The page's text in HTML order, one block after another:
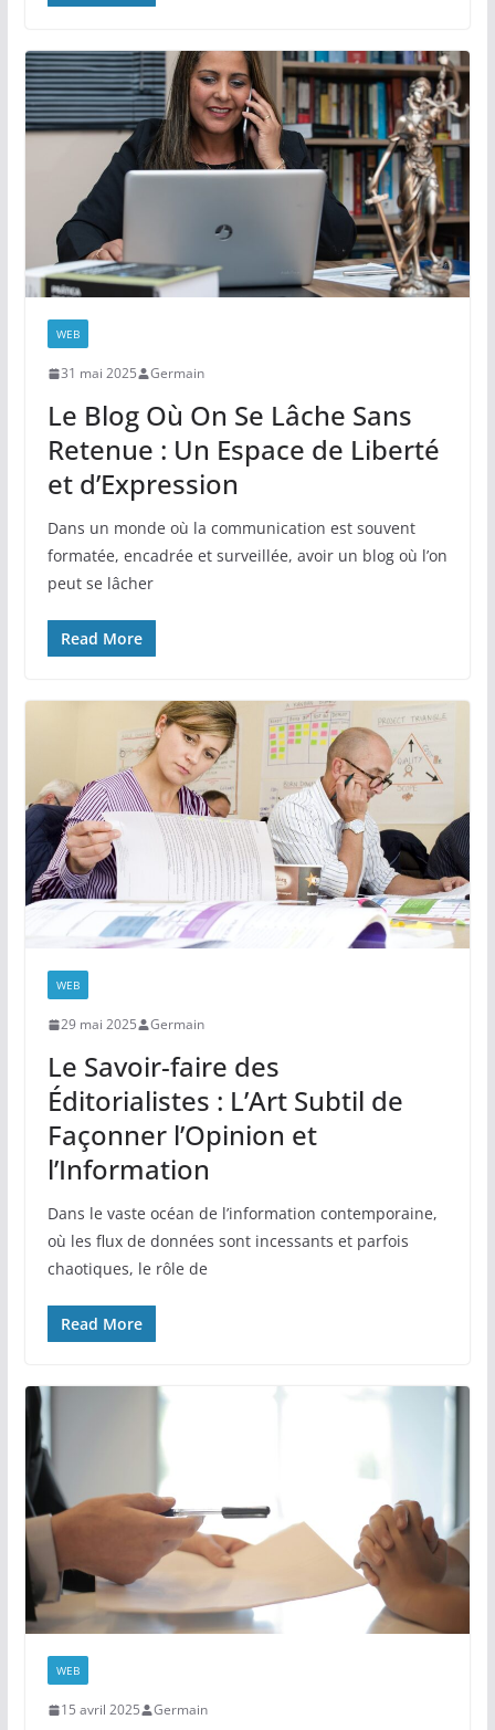
WEB
31 mai 2025 Germain
Le Blog Où On Se Lâche Sans
Retenue : Un Espace de Liberté
et d’Expression
Dans un monde où la communication est souvent
formatée, encadrée et surveillée, avoir un blog où l’on
peut se lâcher
Read More
WEB
29 mai 2025 Germain
Le Savoir-faire des
Éditorialistes : L’Art Subtil de
Façonner l’Opinion et
l’Information
Dans le vaste océan de l’information contemporaine,
où les flux de données sont incessants et parfois
chaotiques, le rôle de
Read More
WEB
15 avril 2025 Germain